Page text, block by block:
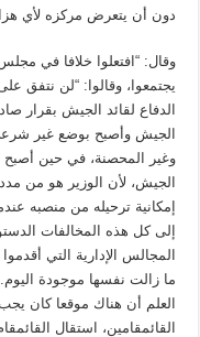
دون أن يتعرض مركزه لأي
وقال: “افتعلوا خلافا في
يجتمعوا، وقالوا: “لن نتفق
الدفاع لقائد الجيش بقرار
الجيش وأصبح بوضع غير
وغير المحصنة، في حين أصبح
الجيش، لأن الوزير هو من
إمكانية ترحيله من منصبه
إلى كل هذه المخالفات
المجالس الإدارية التي
ما زالت نفسها موجودة
العلم أن هناك موقعا كان
القائمقامين، استقال